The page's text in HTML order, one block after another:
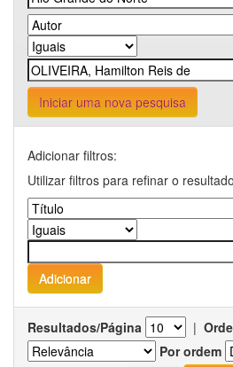
Iniciar uma nova pesquisa
Adicionar filtros:
Utilizar filtros para refinar o
Resultados/Página |
Por ordem